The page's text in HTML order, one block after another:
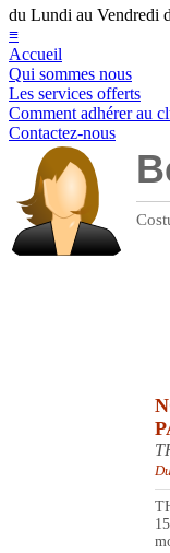
du Lundi au Vendredi
≡
Accueil
Qui sommes nous
Les services offerts
Comment adhérer au
Contactez-nous